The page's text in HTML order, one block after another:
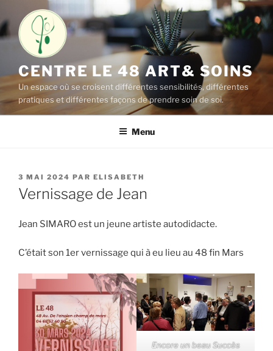
au
contenu
principal
CENTRE LE 48 ART& SOINS
Un espace où se croisent différentes sensibilités, différentes
pratiques et différentes façons de prendre soin de soi.
Menu
PUBLIÉ
LE
3 MAI 2024 PAR ELISABETH
Vernissage de Jean
Jean SIMARO est un jeune artiste autodidacte.
C’était son 1er vernissage qui à eu lieu au 48 fin Mars
Encore un beau Succès